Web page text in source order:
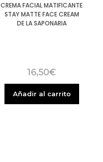
CREMA FACIAL MATIFICANTE
STAY MATTE FACE CREAM
DE LA SAPONARIA
16,50€
Añadir al carrito